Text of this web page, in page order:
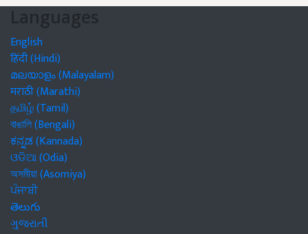
Languages
English
हिंदी (Hindi)
മലയാളം (Malayalam)
मराठी (Marathi)
தமிழ் (Tamil)
বাঙালি (Bengali)
ಕನ್ನಡ (Kannada)
ଓଡିଆ (Odia)
অসমীয়া (Asomiya)
ਪੰਜਾਬੀ
తెలుగు
ગુજરાતી